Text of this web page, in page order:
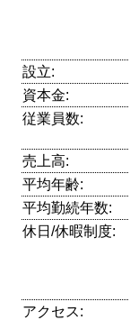
設立:
資本金:
従業員数:
売上高:
平均年齢:
平均勤続年数:
休日/休暇制度:
アクセス: